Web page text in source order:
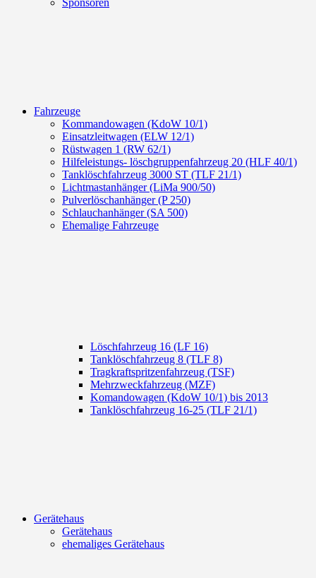
Sponsoren
Fahrzeuge
Kommandowagen (KdoW 10/1)
Einsatzleitwagen (ELW 12/1)
Rüstwagen 1 (RW 62/1)
Hilfeleistungs- löschgruppenfahrzeug 20 (HLF 40/1)
Tanklöschfahrzeug 3000 ST (TLF 21/1)
Lichtmastanhänger (LiMa 900/50)
Pulverlöschanhänger (P 250)
Schlauchanhänger (SA 500)
Ehemalige Fahrzeuge
Löschfahrzeug 16 (LF 16)
Tanklöschfahrzeug 8 (TLF 8)
Tragkraftspritzenfahrzeug (TSF)
Mehrzweckfahrzeug (MZF)
Komandowagen (KdoW 10/1) bis 2013
Tanklöschfahrzeug 16-25 (TLF 21/1)
Gerätehaus
Gerätehaus
ehemaliges Gerätehaus